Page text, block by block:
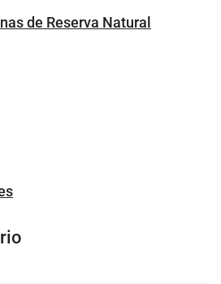
de Reserva Natural